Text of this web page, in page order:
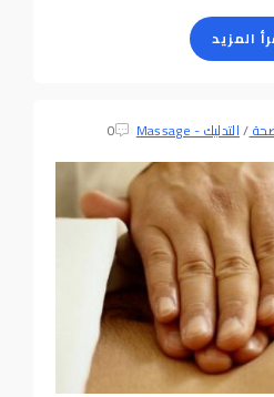
المزيد
/التدليك - Massage 0